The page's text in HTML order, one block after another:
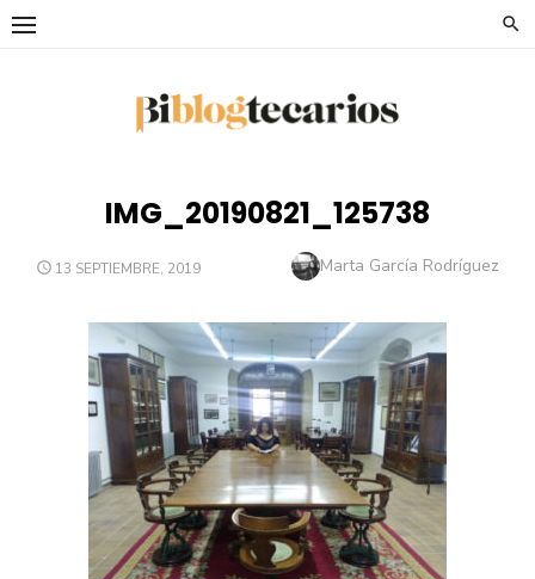
Saltar
IMG_20190821_125738
PUBLICADO
13 SEPTIEMBRE, 2019 Autor
Marta García Rodríguez